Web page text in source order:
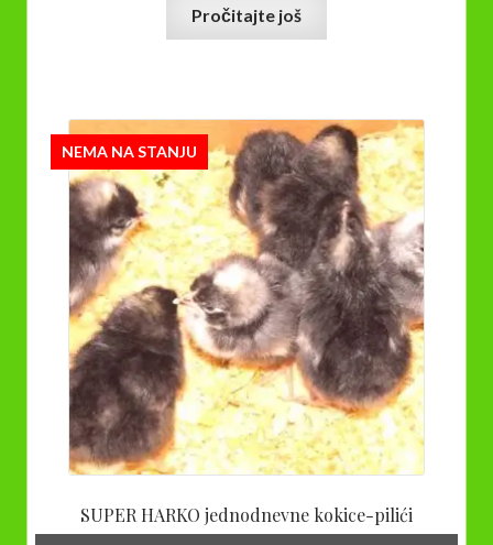
Pročitajte još
NEMA NA STANJU
SUPER HARKO jednodnevne kokice-pilići